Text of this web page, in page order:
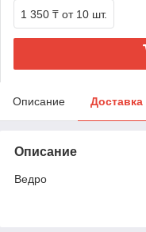
1 350 ₸ от 10 шт.
Описание Доставка
Описание
Ведро